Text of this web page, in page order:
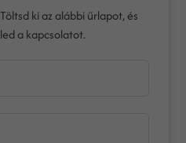
ki az alábbi űrlapot, és
a kapcsolatot.